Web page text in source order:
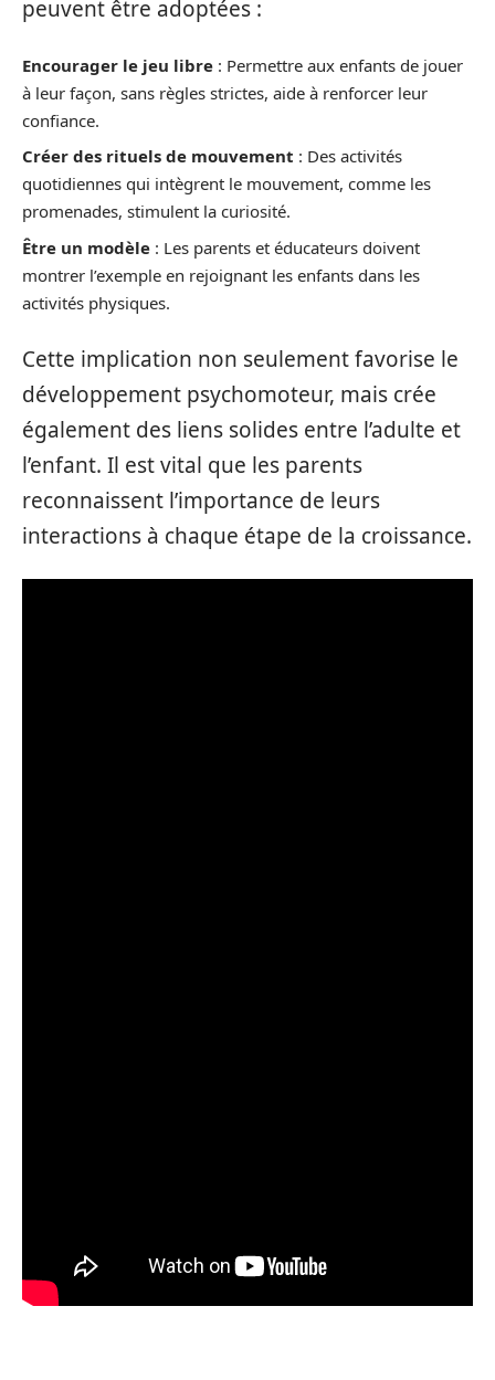
peuvent être adoptées :
Encourager le jeu libre : Permettre aux enfants de jouer
à leur façon, sans règles strictes, aide à renforcer leur
confiance.
Créer des rituels de mouvement : Des activités
quotidiennes qui intègrent le mouvement, comme les
promenades, stimulent la curiosité.
Être un modèle : Les parents et éducateurs doivent
montrer l’exemple en rejoignant les enfants dans les
activités physiques.
Cette implication non seulement favorise le
développement psychomoteur, mais crée
également des liens solides entre l’adulte et
l’enfant. Il est vital que les parents
reconnaissent l’importance de leurs
interactions à chaque étape de la croissance.